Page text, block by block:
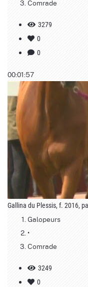
Comrade
3279
0
0
00:01:57
Gallina du Plessis, f. 2016,
Galopeurs
•
Comrade
3249
0